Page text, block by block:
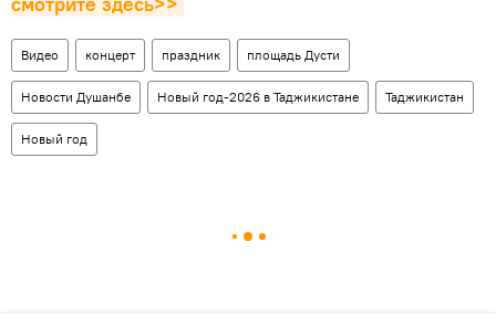
Видео концерт праздник площадь Дусти
Новости Душанбе Новый год-2026 в Таджикистане Таджикистан
Новый год